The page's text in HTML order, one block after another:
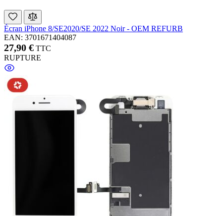
Écran iPhone 8/SE2020/SE 2022 Noir - OEM REFURB
EAN: 3701671404087
27,90 € TTC
RUPTURE